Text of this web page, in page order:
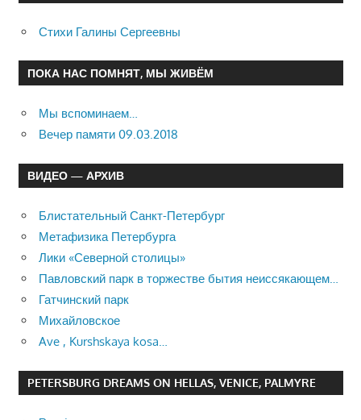
Стихи Галины Сергеевны
ПОКА НАС ПОМНЯТ, МЫ ЖИВЁМ
Мы вспоминаем…
Вечер памяти 09.03.2018
ВИДЕО — АРХИВ
Блистательный Санкт-Петербург
Метафизика Петербурга
Лики «Северной столицы»
Павловский парк в торжестве бытия неиссякающем…
Гатчинский парк
Михайловское
Ave , Kurshskaya kosa…
PETERSBURG DREAMS ON HELLAS, VENICE, PALMYRE